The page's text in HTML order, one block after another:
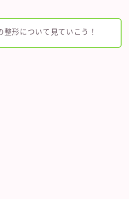
整形について見ていこう！